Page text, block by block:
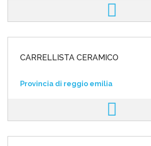
CARRELLISTA CERAMICO
Provincia di reggio emilia